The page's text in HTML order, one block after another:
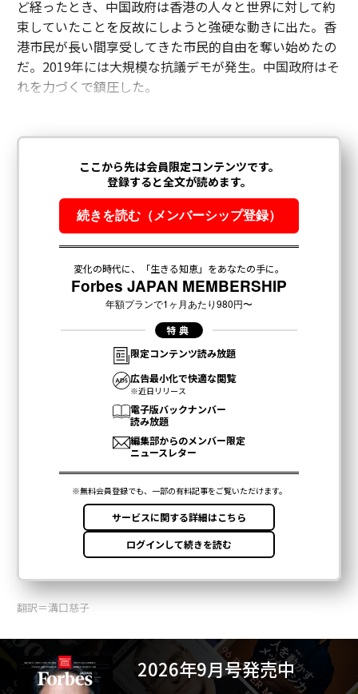
ど経ったとき、中国政府は香港の人々と世界に対して約
束していたことを反故にしようと強硬な動きに出た。香
港市民が長い間享受してきた市民的自由を奪い始めたの
だ。2019年には大規模な抗議デモが発生。中国政府はそ
れを力づくで鎮圧した。
翻訳＝溝口慈子
2026年9月号発売中